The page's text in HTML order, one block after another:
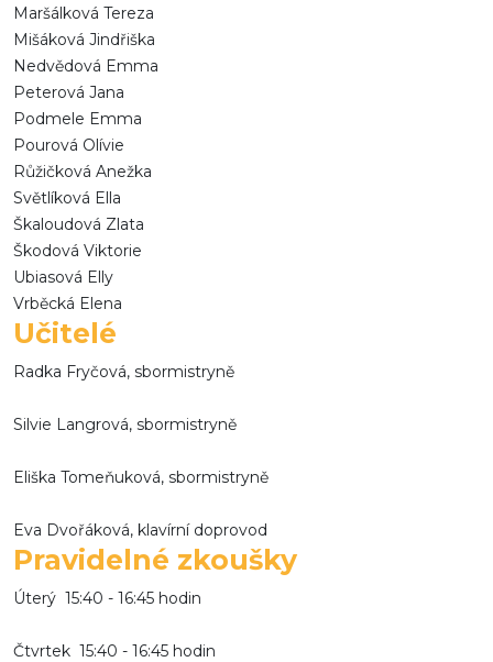
Maršálková Tereza
Mišáková Jindřiška
Nedvědová Emma
Peterová Jana
Podmele Emma
Pourová Olívie
Růžičková Anežka
Světlíková Ella
Škaloudová Zlata
Škodová Viktorie
Ubiasová Elly
Vrběcká Elena
Učitelé
Radka Fryčová, sbormistryně
Silvie Langrová, sbormistryně
Eliška Tomeňuková, sbormistryně
Eva Dvořáková, klavírní doprovod
Pravidelné zkoušky
Úterý 15:40 - 16:45 hodin
Čtvrtek 15:40 - 16:45 hodin